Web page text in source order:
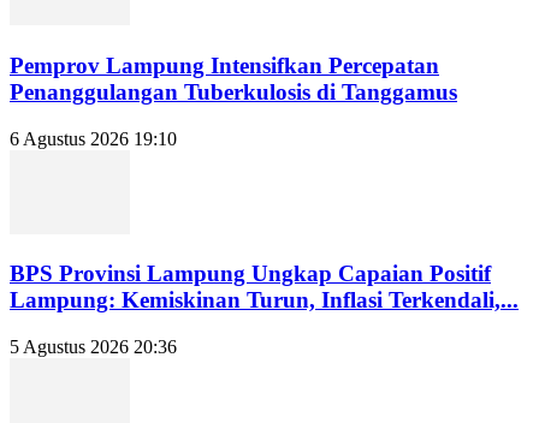
Pemprov Lampung Intensifkan Percepatan
Penanggulangan Tuberkulosis di Tanggamus
6 Agustus 2026 19:10
BPS Provinsi Lampung Ungkap Capaian Positif
Lampung: Kemiskinan Turun, Inflasi Terkendali,...
5 Agustus 2026 20:36